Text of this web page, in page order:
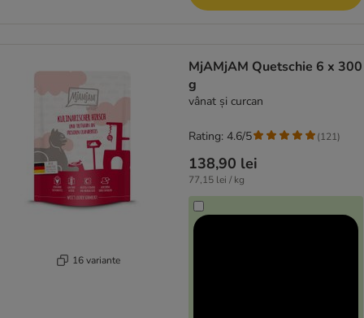
16 variante
MjAMjAM Quetschie 6 x 300
g
vânat și curcan
138,90 lei
77,15 lei / kg
Rating: 4.6/5 (121)